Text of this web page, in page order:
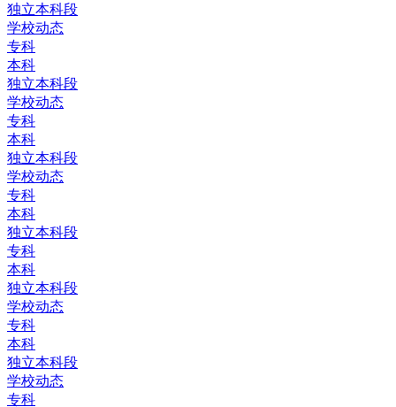
独立本科段
学校动态
专科
本科
独立本科段
学校动态
专科
本科
独立本科段
学校动态
专科
本科
独立本科段
专科
本科
独立本科段
学校动态
专科
本科
独立本科段
学校动态
专科